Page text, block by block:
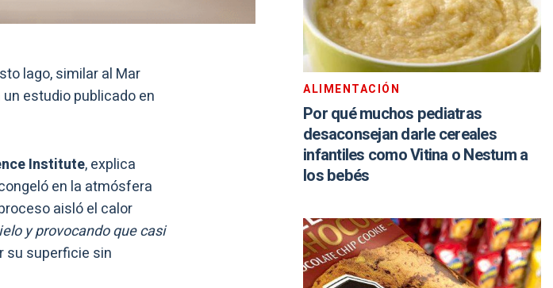
lago, similar al Mar
estudio publicado en
Institute, explica
en la atmósfera
aisló el calor
y provocando que casi
su superficie sin
ALIMENTACIÓN
Por qué muchos pediatras
desaconsejan darle cereales
infantiles como Vitina o Nestum a
los bebés